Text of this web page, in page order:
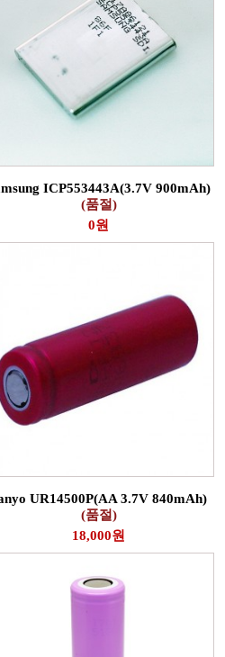
ICP553443A(3.7V 900mAh)
(품절)
0원
UR14500P(AA 3.7V 840mAh)
(품절)
18,000원